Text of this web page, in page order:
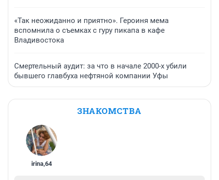
«Так неожиданно и приятно». Героиня мема
вспомнила о съемках с гуру пикапа в кафе
Владивостока
Смертельный аудит: за что в начале 2000-х убили
бывшего главбуха нефтяной компании Уфы
ЗНАКОМСТВА
irina,64